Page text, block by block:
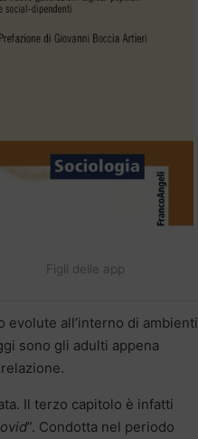
Figli delle app
all’interno di ambienti
sono gli adulti appena
Il terzo capitolo è infatti
”. Condotta nel periodo